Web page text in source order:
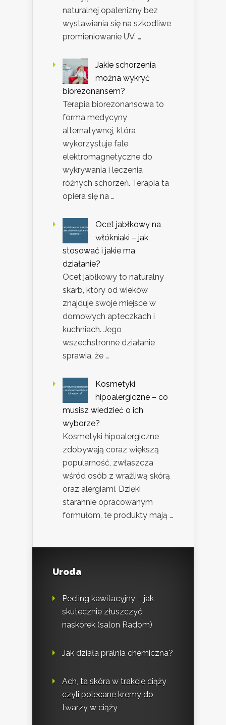
naturalnej opalenizny bez
wystawiania się na szkodliwe
promieniowanie UV. …
Jakie schorzenia
można wykryć
biorezonansem?
Terapia biorezonansowa to
forma medycyny
alternatywnej, która
wykorzystuje fale
elektromagnetyczne do
wykrywania i leczenia
różnych schorzeń. Terapia ta
opiera się na …
Ocet jabłkowy na
włókniaki – jak
stosować i jakie ma
działanie?
Ocet jabłkowy to naturalny
skarb, który od wieków
znajduje swoje miejsce w
domowych apteczkach i
kuchniach. Jego
wszechstronne działanie
sprawia, że …
Kosmetyki
hipoalergiczne – co
musisz wiedzieć o ich
wyborze?
Kosmetyki hipoalergiczne
zdobywają coraz większą
popularność, zwłaszcza
wśród osób z wrażliwą skórą
oraz alergiami. Dzięki
starannie opracowanym
formułom, te produkty mają …
Uroda
Peeling kawitacyjny – jak
skutecznie złuszczyć
naskórek (salon Radom)
Jak działa pralnia chemiczna?
Ach, ta skóra w trakcie ciąży
czyli polecane kremy do
twarzy w ciąży